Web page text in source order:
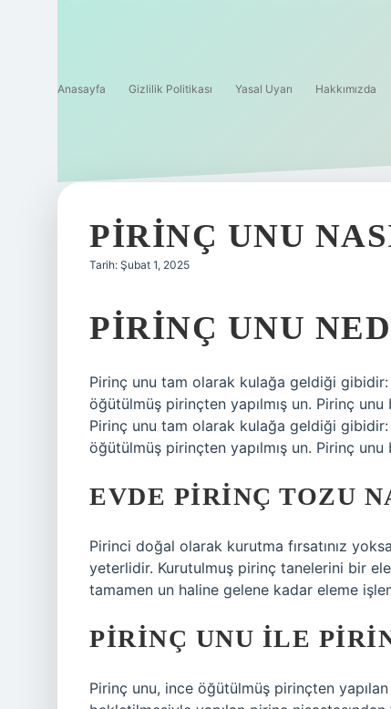
Anasayfa Gizlilik Politikası Yasal Uyarı Hakkımızda
PIRINÇ UNU
Tarih: Şubat 1, 2025
PIRINÇ UNU
Pirinç unu tam olarak kulağa geldiği
öğütülmüş pirinçten yapılmış un. Pirinç
Pirinç unu tam olarak kulağa geldiği
öğütülmüş pirinçten yapılmış un. Pirinç
EVDE PIRINÇ TOZU
Pirinci doğal olarak kurutma fırsatınız
yeterlidir. Kurutulmuş pirinç tanelerini bir
tamamen un haline gelene kadar eleme
PIRINÇ UNU ILE
Pirinç unu, ince öğütülmüş pirinçten